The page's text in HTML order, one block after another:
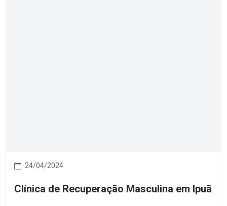
24/04/2024
Clínica de Recuperação Masculina em Ipuã